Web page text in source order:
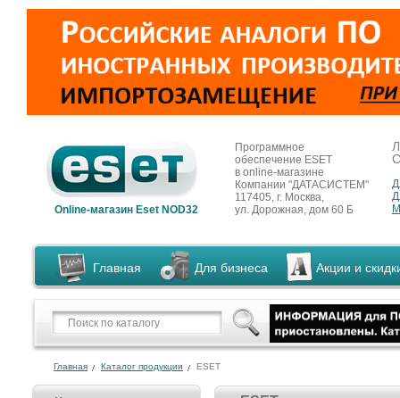
Online-магазин Eset NOD32
Программное
обеспечение ESET
в online-магазине
Компании "ДАТАСИСТЕМ"
117405, г. Москва,
ул. Дорожная, дом 60 Б
Главная Для бизнеса Акции и
Главная Каталог продукции ESET